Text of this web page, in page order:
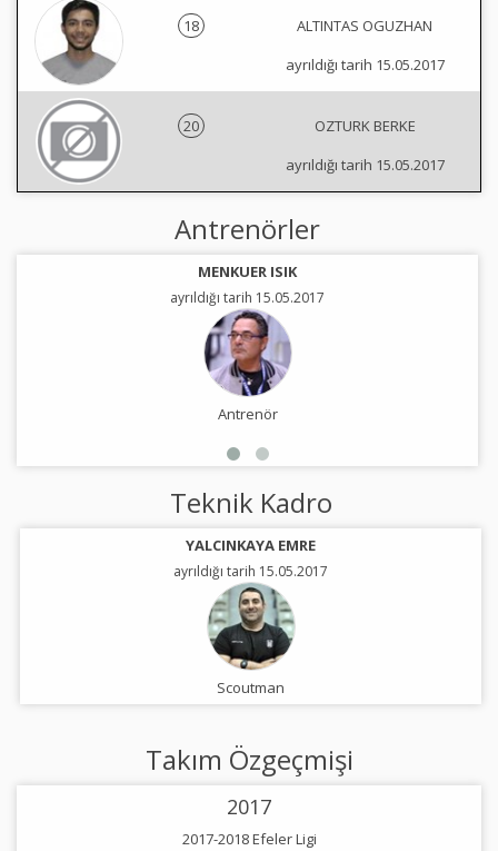
18
ALTINTAS OGUZHAN
ayrıldığı tarih 15.05.2017
20
OZTURK BERKE
ayrıldığı tarih 15.05.2017
Antrenörler
MENKUER ISIK
ayrıldığı tarih 15.05.2017
Antrenör
Teknik Kadro
YALCINKAYA EMRE
ayrıldığı tarih 15.05.2017
Scoutman
Takım Özgeçmişi
2017
2017-2018 Efeler Ligi